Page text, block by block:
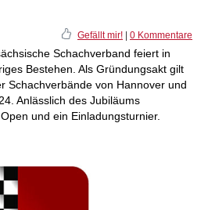
Gefällt mir! 0 Kommentare
Schachverband feiert in
Bestehen. Als Gründungsakt gilt
Schachverbände von Hannover und
Anlässlich des Jubiläums
und ein Einladungsturnier.